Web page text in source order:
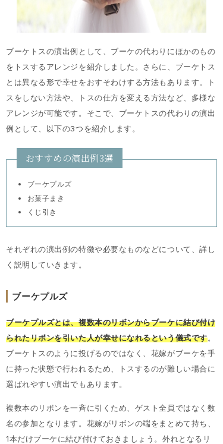
ブーケトスの演出例として、ブーケの代わりにほかのもの
をトスするアレンジを紹介しました。さらに、ブーケトス
とは異なる形で幸せをおすそわけする方法もあります。ト
スをしない方法や、トスの仕方を変える方法など、多様な
アレンジが可能です。そこで、ブーケトスの代わりの演出
例として、以下の3つを紹介します。
おすすめの演出例3選
ブーケプルズ
お菓子まき
くじ引き
それぞれの演出例の特徴や必要なものなどについて、詳し
く説明していきます。
ブーケプルズ
ブーケプルズとは、複数本のリボンからブーケに結び付け
られたリボンを引いた人が幸せになれるという儀式です。
ブーケトスのように投げるのではなく、花嫁がブーケを手
に持った状態で行われるため、トスするのが難しい場合に
選ばれやすい演出でもあります。
複数本のリボンを一斉に引くため、ゲスト全員ではなく数
名の参加となります。花嫁がリボンの端をまとめて持ち、
1本だけブーケに結び付けておきましょう。外れとなるリ